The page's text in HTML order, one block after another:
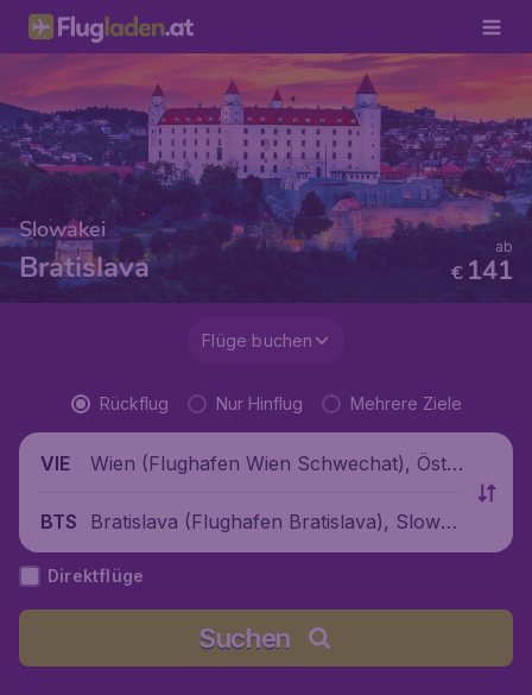
Slowakei
Bratislava € 141
ab
Flüge buchen
Rückflug Nur Hinflug Mehrere Ziele
VIE
Wien (Flughafen Wien Schwechat), Öste
BTS
Bratislava (Flughafen Bratislava), Slowak
ei
Direktflüge
Suchen